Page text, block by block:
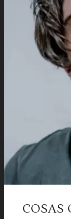
COSAS